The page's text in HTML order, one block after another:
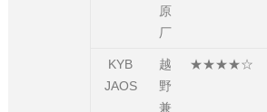
原
厂
KYB
JAOS
越
野
兼
★★★★☆